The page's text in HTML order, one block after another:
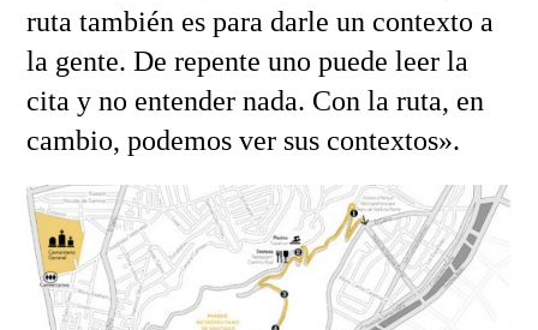
ruta también es para darle un contexto a
la gente. De repente uno puede leer la
cita y no entender nada. Con la ruta, en
cambio, podemos ver sus contextos».